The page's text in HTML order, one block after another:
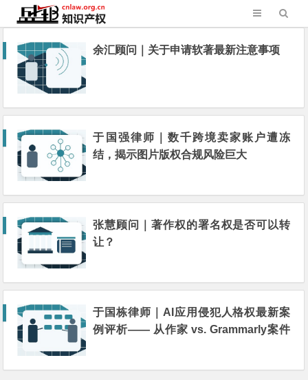
余汇顾问｜关于申请软著最新注意事项
于国强律师｜数千跨境卖家账户遭冻
结，揭示图片版权合规风险巨大
张慧顾问｜著作权的署名权是否可以转
让？
于国栋律师｜AI应用侵犯人格权最新案
例评析—— 从作家 vs. Grammarly案件